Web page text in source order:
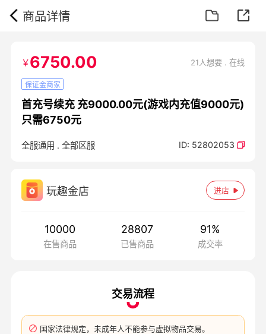
商品详情
￥6750.00 21人想要 . 在线
保证金商家
首充号续充 充9000.00元(游戏内充值9000元)
只需6750元
全服通用 . 全部区服 ID: 52802053
玩趣金店 进店
10000
在售商品
28807
已售商品
91%
成交率
交易流程
国家法律规定，未成年人不能参与虚拟物品交易。